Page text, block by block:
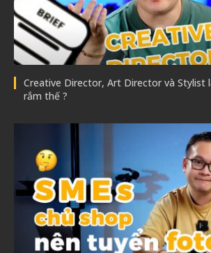
Creative Director, Art Director và Stylist
rắm thế ?